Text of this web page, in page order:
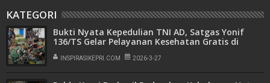
KATEGORI
Bukti Nyata Kepedulian TNI AD, Satgas Yonif
136/TS Gelar Pelayanan Kesehatan Gratis di
Kampung Pageleme Papua
INSPIRASIKEPRI.COM 2026-3-27